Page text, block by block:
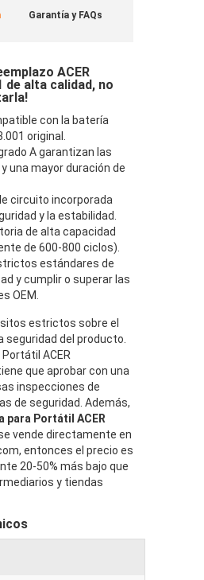
Garantía y FAQs
ACER
de alta calidad, no
con la batería
original.
A garantizan las
una mayor duración de
circuito incorporada
y la estabilidad.
de alta capacidad
de 600-800 ciclos).
estándares de
y cumplir o superar las
OEM.
estrictos sobre el
seguridad del producto.
ACER
que aprobar con una
inspecciones de
de seguridad. Además,
para Portátil ACER
vende directamente en
entonces el precio es
20-50% más bajo que
y tiendas